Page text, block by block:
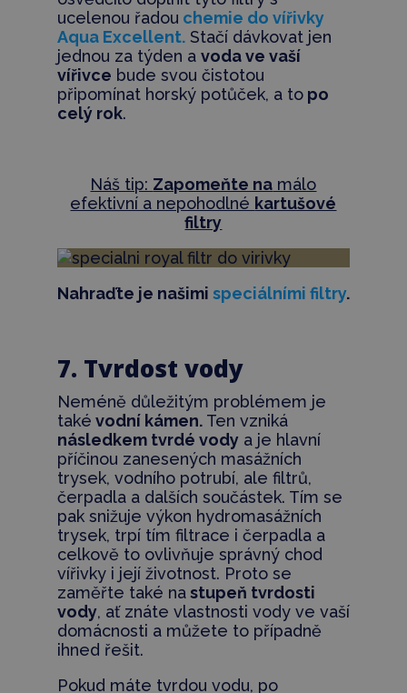
ucelenou řadou chemie do vířivky
Aqua Excellent.Stačí dávkovat jen
jednou za týden a voda ve vaší
vířivce bude svou čistotou
připomínat horský potůček, a topo
celý rok.
Náš tip: Zapomeňte na málo
efektivní a nepohodlné kartušové
filtry
Nahraďte je našimi speciálními filtry.
7. Tvrdost vody
Neméně důležitým problémem je
také vodní kámen.Ten vzniká
následkem tvrdé vodya je hlavní
příčinou zanesených masážních
trysek, vodního potrubí, ale filtrů,
čerpadla a dalších součástek. Tím se
pak snižuje výkon hydromasážních
trysek, trpí tím filtrace i čerpadla a
celkově to ovlivňuje správný chod
vířivky i její životnost. Proto se
zaměřte také nastupeň tvrdosti
vody, ať znáte vlastnosti vody ve vaší
domácnosti a můžete to případně
ihned řešit.
Pokud máte tvrdou vodu, po